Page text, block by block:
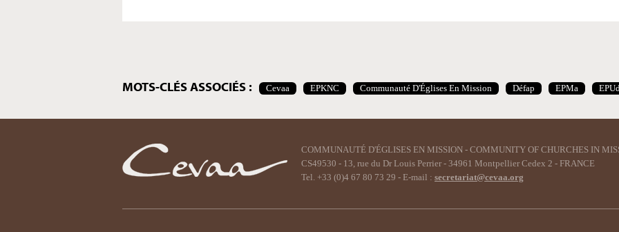
MOTS-CLÉS ASSOCIÉS : Cevaa EPKNC Communauté D'Églises En Mission Défap EPMa
COMMUNAUTÉ D'ÉGLISES EN MISSION - COMMUNITY OF CHURCHES IN
CS49530 - 13, rue du Dr Louis Perrier - 34961 Montpellier Cedex 2 - FRANCE
Tel. +33 (0)4 67 80 73 29 - E-mail : secretariat@cevaa.org